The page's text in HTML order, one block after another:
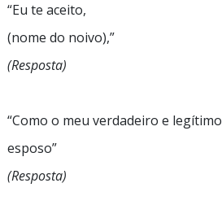
“Eu te aceito,
(nome do noivo),”
(Resposta)
“Como o meu verdadeiro e legítimo
esposo”
(Resposta)